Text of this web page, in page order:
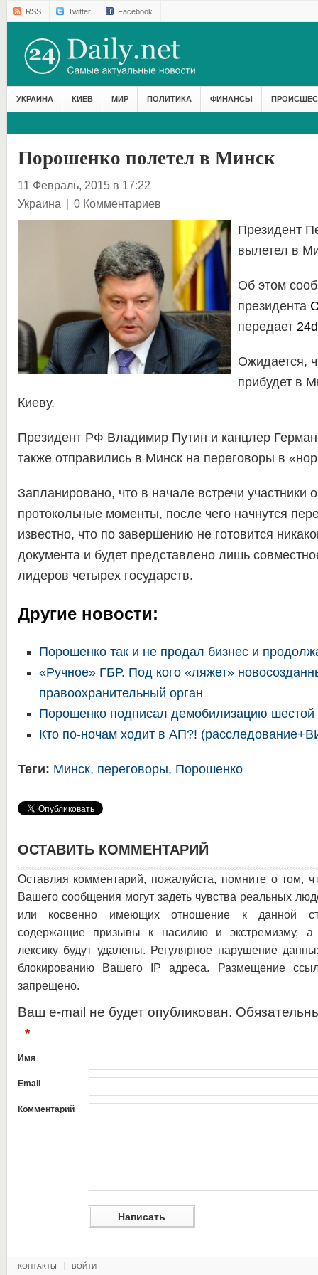
RSS Twitter Facebook
УКРАИНА КИЕВ МИР ПОЛИТИКА ФИНАНСЫ
Порошенко полетел в Минск
11 Февраль, 2015 в 17:22
Украина | 0 Комментариев
Президент
вылетел в
Об этом
президента
передает
Ожидается,
прибудет в
Киеву.
Президент РФ Владимир Путин и канцлер
также отправились в Минск на переговоры в
Запланировано, что в начале встречи участники
протокольные моменты, после чего начнутся
известно, что по завершению не готовится
документа и будет представлено лишь
лидеров четырех государств.
Другие новости:
Порошенко так и не продал бизнес и
«Ручное» ГБР. Под кого «ляжет»
правоохранительный орган
Порошенко подписал демобилизацию
Кто по-ночам ходит в АП?!
Теги: Минск, переговоры, Порошенко
ОСТАВИТЬ КОММЕНТАРИЙ
Оставляя комментарий, пожалуйста, помните о том,
Вашего сообщения могут задеть чувства реальных
или косвенно имеющих отношение к данной
содержащие призывы к насилию и экстремизму, а
лексику будут удалены. Регулярное нарушение
блокированию Вашего IP адреса. Размещение
запрещено.
Ваш e-mail не будет опубликован.
*
Имя
Email
Комментарий
КОНТАКТЫ ВОЙТИ